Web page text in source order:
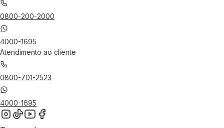
0800-200-2000
4000-1695
Atendimento ao cliente
0800-701-2523
4000-1695